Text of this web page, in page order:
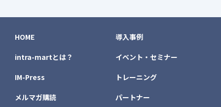
HOME
intra-martとは？
IM-Press
メルマガ購読
導入事例
イベント・セミナー
トレーニング
パートナー